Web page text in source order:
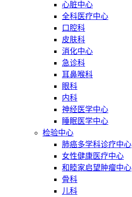
心脏中心
全科医疗中心
口腔科
皮肤科
消化中心
急诊科
耳鼻喉科
眼科
内科
神经医学中心
睡眠医学中心
检验中心
肺癌多学科诊疗中心
女性健康医疗中心
和睦家启望肿瘤中心
骨科
儿科